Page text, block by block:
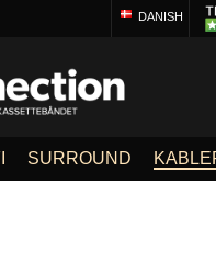
DANISH
SURROUND